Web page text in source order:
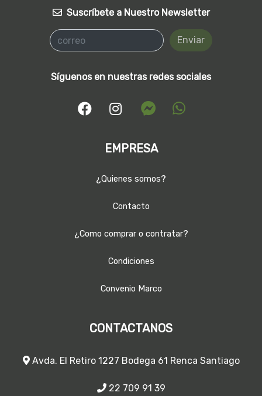
Suscríbete a Nuestro Newsletter
Enviar
Síguenos en nuestras redes sociales
EMPRESA
¿Quienes somos?
Contacto
¿Como comprar o contratar?
Condiciones
Convenio Marco
CONTACTANOS
Avda. El Retiro 1227 Bodega 61 Renca Santiago
22 709 91 39